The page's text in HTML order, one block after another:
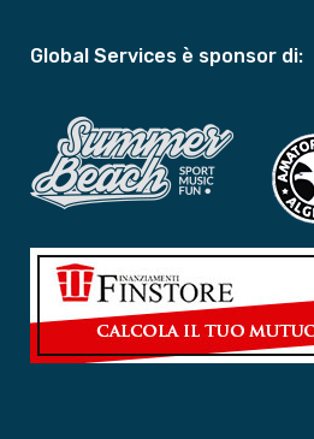
Global Services è sponsor di: